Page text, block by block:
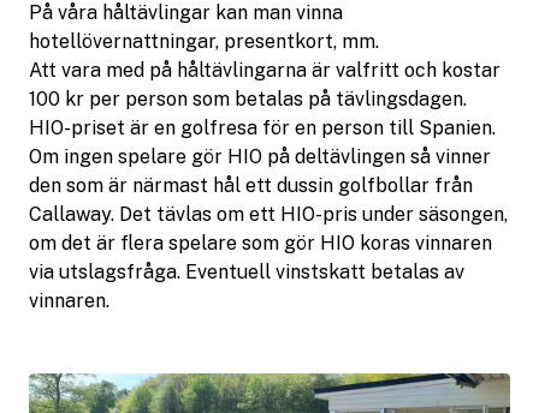
På våra håltävlingar kan man vinna
hotellövernattningar, presentkort, mm.
Att vara med på håltävlingarna är valfritt och kostar
100 kr per person som betalas på tävlingsdagen.
HIO-priset är en golfresa för en person till Spanien.
Om ingen spelare gör HIO på deltävlingen så vinner
den som är närmast hål ett dussin golfbollar från
Callaway. Det tävlas om ett HIO-pris under säsongen,
om det är flera spelare som gör HIO koras vinnaren
via utslagsfråga. Eventuell vinstskatt betalas av
vinnaren.